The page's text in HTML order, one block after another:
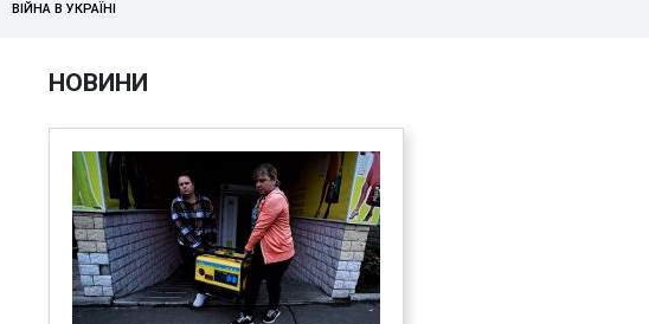
ВІЙНА В УКРАЇНІ
НОВИНИ